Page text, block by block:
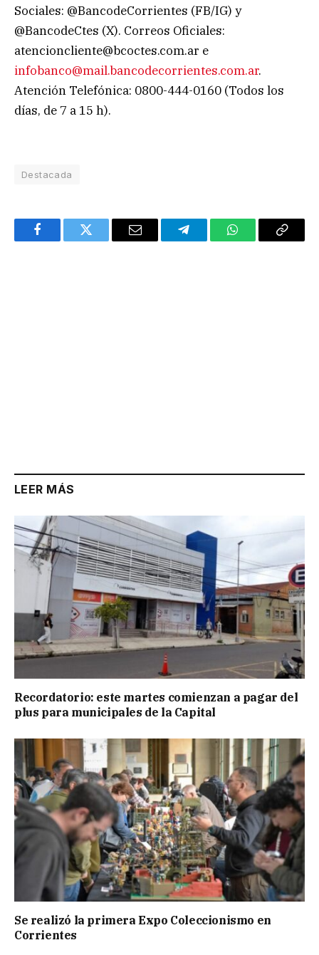
Sociales: @BancodeCorrientes (FB/IG) y
@BancodeCtes (X). Correos Oficiales:
atencioncliente@bcoctes.com.ar e
infobanco@mail.bancodecorrientes.com.ar.
Atención Telefónica: 0800-444-0160 (Todos los
días, de 7 a 15 h).
Destacada
FacebookTwitter Email TelegramWhatsAppCopy
LEER MÁS
Recordatorio: este martes comienzan a pagar del
plus para municipales de la Capital
Se realizó la primera Expo Coleccionismo en
Corrientes